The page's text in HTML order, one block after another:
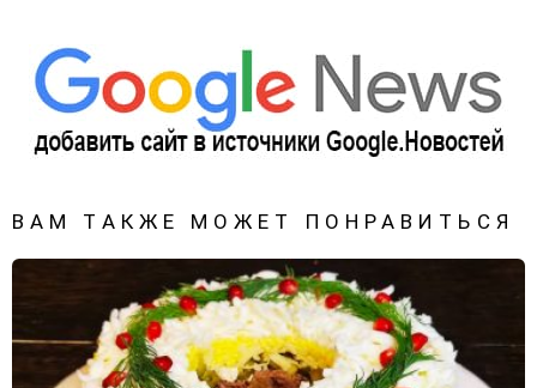
ВАМ ТАКЖЕ МОЖЕТ ПОНРАВИТЬСЯ